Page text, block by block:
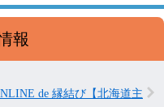
報
de 縁結び【北海道主